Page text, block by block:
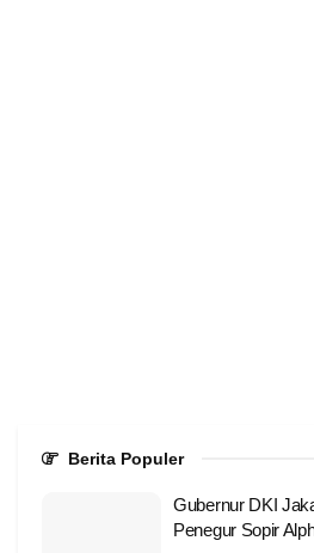
Berita Populer
Gubernur DKI
Penegur Sopir